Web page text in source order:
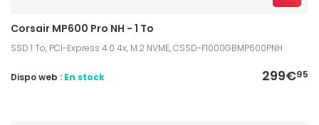
Corsair MP600 Pro NH - 1 To
SSD 1 To, PCI-Express 4.0 4x, M.2 NVME, CSSD-F1000GBMP600PNH
299€95
Dispo web : En stock